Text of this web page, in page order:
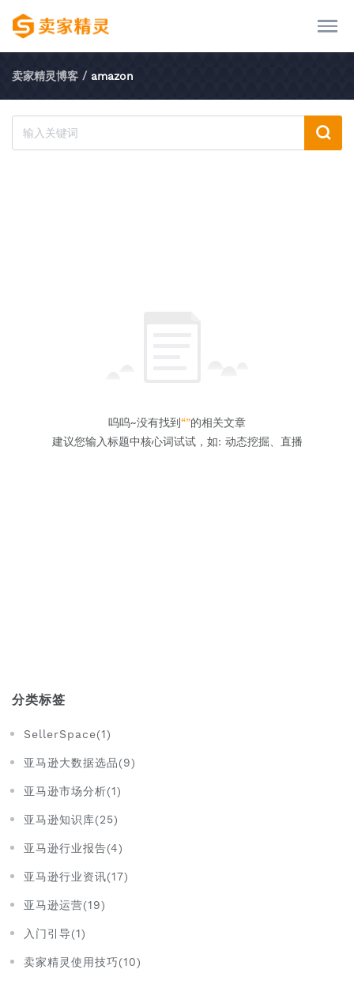
卖家精灵博客 / amazon
呜呜~没有找到 “”的相关文章
建议您输入标题中核心词试试，如: 动态挖掘、直播
分类标签
SellerSpace(1)
亚马逊大数据选品(9)
亚马逊市场分析(1)
亚马逊知识库(25)
亚马逊行业报告(4)
亚马逊行业资讯(17)
亚马逊运营(19)
入门引导(1)
卖家精灵使用技巧(10)